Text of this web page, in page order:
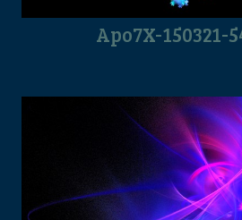
Apo7X-150321-